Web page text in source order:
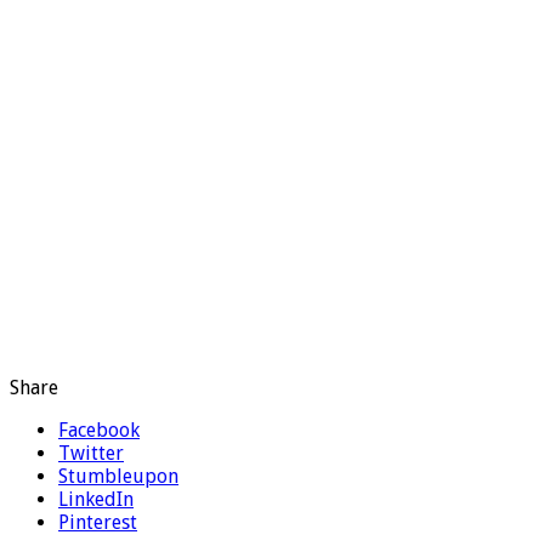
Share
Facebook
Twitter
Stumbleupon
LinkedIn
Pinterest